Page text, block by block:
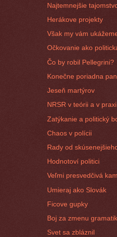
Najtemnejšie
Herákove projekty
Však my vám
Očkovanie ako
Čo by robil Pellegrini?
Konečne poriadna
Jeseň martýrov
NRSR v teórii a v praxi
Zatýkanie a politický
Chaos v polícii
Rady od
Hodnotoví politici
Veľmi presvedčivá
Umieraj ako Slovák
Ficove gupky
Boj za zmenu
Svet sa zbláznil